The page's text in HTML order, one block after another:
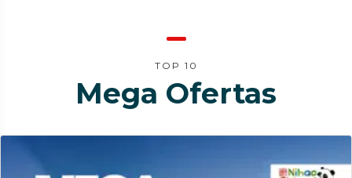
TOP 10
Mega Ofertas